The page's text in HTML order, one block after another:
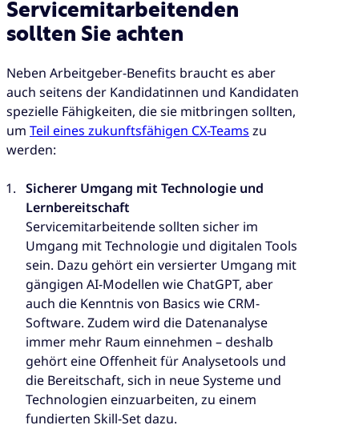
Servicemitarbeitenden
sollten Sie achten
Neben Arbeitgeber-Benefits braucht es aber
auch seitens der Kandidatinnen und Kandidaten
spezielle Fähigkeiten, die sie mitbringen sollten,
um Teil eines zukunftsfähigen CX-Teams zu
werden:
Sicherer Umgang mit Technologie und
Lernbereitschaft
Servicemitarbeitende sollten sicher im
Umgang mit Technologie und digitalen Tools
sein. Dazu gehört ein versierter Umgang mit
gängigen AI-Modellen wie ChatGPT, aber
auch die Kenntnis von Basics wie CRM-
Software. Zudem wird die Datenanalyse
immer mehr Raum einnehmen – deshalb
gehört eine Offenheit für Analysetools und
die Bereitschaft, sich in neue Systeme und
Technologien einzuarbeiten, zu einem
fundierten Skill-Set dazu.